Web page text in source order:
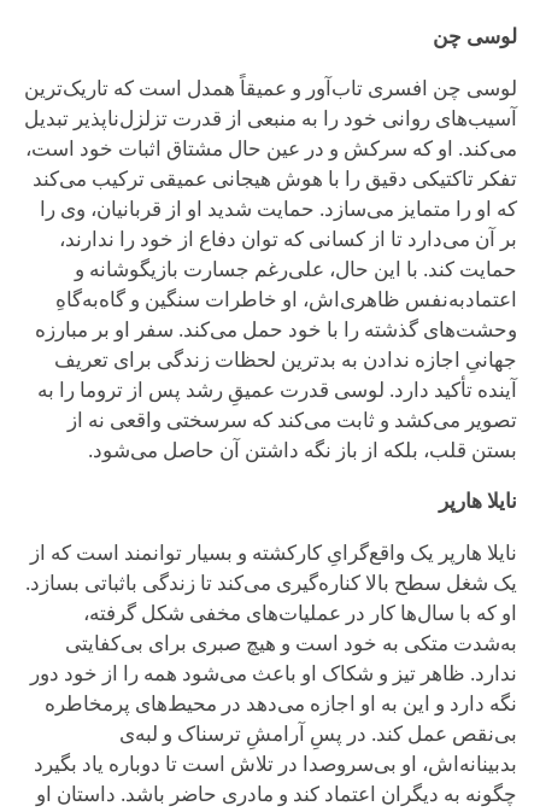
لوسی چن
لوسی چن افسری تاب‌آور و عمیقاً همدل است که تاریک‌ترین
آسیب‌های روانی خود را به منبعی از قدرت تزلزل‌ناپذیر تبدیل
می‌کند. او که سرکش و در عین حال مشتاق اثبات خود است،
تفکر تاکتیکی دقیق را با هوش هیجانی عمیقی ترکیب می‌کند
که او را متمایز می‌سازد. حمایت شدید او از قربانیان، وی را
بر آن می‌دارد تا از کسانی که توان دفاع از خود را ندارند،
حمایت کند. با این حال، علی‌رغم جسارت بازیگوشانه و
اعتمادبه‌نفس ظاهری‌اش، او خاطرات سنگین و گاه‌به‌گاهِ
وحشت‌های گذشته را با خود حمل می‌کند. سفر او بر مبارزه
جهانیِ اجازه ندادن به بدترین لحظات زندگی برای تعریف
آینده تأکید دارد. لوسی قدرت عمیقِ رشد پس از تروما را به
تصویر می‌کشد و ثابت می‌کند که سرسختی واقعی نه از
بستن قلب، بلکه از باز نگه داشتن آن حاصل می‌شود.
نایلا هارپر
نایلا هارپر یک واقع‌گرایِ کارکشته و بسیار توانمند است که از
یک شغل سطح بالا کناره‌گیری می‌کند تا زندگی باثباتی بسازد.
او که با سال‌ها کار در عملیات‌های مخفی شکل گرفته،
به‌شدت متکی به خود است و هیچ صبری برای بی‌کفایتی
ندارد. ظاهر تیز و شکاک او باعث می‌شود همه را از خود دور
نگه دارد و این به او اجازه می‌دهد در محیط‌های پرمخاطره
بی‌نقص عمل کند. در پسِ آرامشِ ترسناک و لبه‌ی
بدبینانه‌اش، او بی‌سروصدا در تلاش است تا دوباره یاد بگیرد
چگونه به دیگران اعتماد کند و مادری حاضر باشد. داستان او